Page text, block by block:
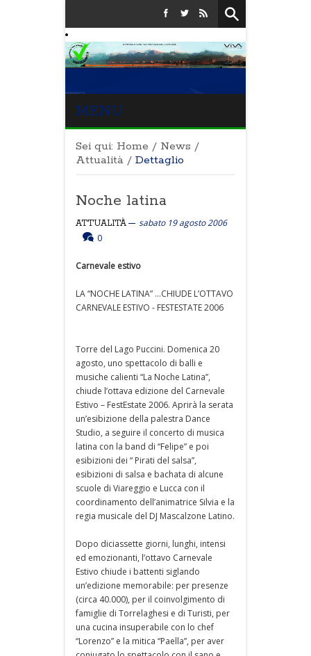
MENU
Sei qui: Home / News /
Attualità / Dettaglio
Noche latina
ATTUALITÀ
sabato 19 agosto 2006
0
Carnevale estivo
LA “NOCHE LATINA” ...CHIUDE L’OTTAVO
CARNEVALE ESTIVO - FESTESTATE 2006
Torre del Lago Puccini. Domenica 20
agosto, uno spettacolo di balli e
musiche calienti “La Noche Latina”,
chiude l’ottava edizione del Carnevale
Estivo – FestEstate 2006. Aprirà la serata
un’esibizione della palestra Dance
Studio, a seguire il concerto di musica
latina con la band di “Felipe” e poi
esibizioni dei “ Pirati del salsa”,
esibizioni di salsa e bachata di alcune
scuole di Viareggio e Lucca con il
coordinamento dell’animatrice Silvia e la
regia musicale del DJ Mascalzone Latino.
Dopo diciassette giorni, lunghi, intensi
ed emozionanti, l’ottavo Carnevale
Estivo chiude i battenti siglando
un’edizione memorabile: per presenze
(circa 40.000), per il coinvolgimento di
famiglie di Torrelaghesi e di Turisti, per
una cucina insuperabile con lo chef
“Lorenzo” e la mitica “Paella”, per aver